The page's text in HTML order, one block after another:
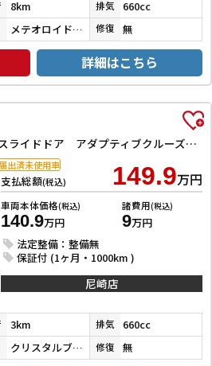
8km 排気 660cc
メテオロイドグレーメタリック 修復 無
詳細はこちら
ベースグレード 片側電動スライドドア アダプティブクルーズコントロール LEDヘッドライト クリアランスソナー スマートキー アイドリングストップ CVT ESC チップアップシート エアコン パワーウィンドウ
支払総額(税込) 149.9万円
車両本体価格(税込)
140.9万円
諸費用(税込)
9万円
法定整備：整備無
保証付 (1ヶ月・1000km )
出済未使用車
尼崎店
3km 排気 660cc
クリスタルブラックパール 修復 無